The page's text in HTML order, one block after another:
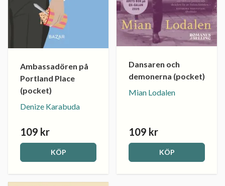
Ambassadören på
Portland Place
(pocket)
Denize Karabuda
109 kr
KÖP
Dansaren och
demonerna (pocket)
Mian Lodalen
109 kr
KÖP